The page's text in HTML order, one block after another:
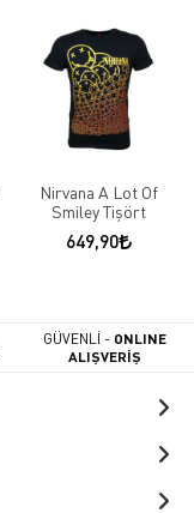
Nirvana A Lot Of
Smiley Tişört
649,90
GÜVENLİ - ONLINE
ALIŞVERİŞ